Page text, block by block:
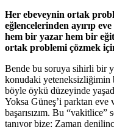
Her ebeveynin ortak
eğlencelerinden ayırıp
hem bir yazar hem bir
ortak problemi çözmek
Bende bu soruya sihirli bir
konudaki yeteneksizliğimin
böyle öykü düzeyinde
Yoksa Güneş’i parktan
başarısızım. Bu “vakitlice”
tanıyor bize: Zaman